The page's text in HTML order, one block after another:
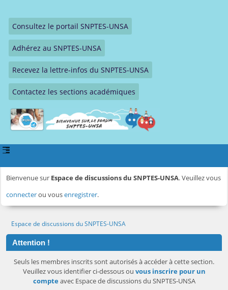
Consultez le portail SNPTES-UNSA
Adhérez au SNPTES-UNSA
Recevez la lettre-infos du SNPTES-UNSA
Contactez les sections académiques
Bienvenue sur Espace de discussions du SNPTES-UNSA. Veuillez vous
connecterou vousenregistrer.
Espace de discussions du SNPTES-UNSA
Attention !
Seuls les membres inscrits sont autorisés à accéder à cette section.
Veuillez vous identifier ci-dessous ou vous inscrire pour un
compteavec Espace de discussions du SNPTES-UNSA